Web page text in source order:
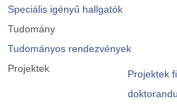
Speciális igényű hallgatók
Tudomány
Tudományos rendezvények
Projektek
Projektek